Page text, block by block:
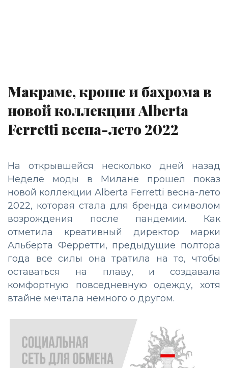
Макраме, кроше и бахрома в
новой коллекции Alberta
Ferretti весна-лето 2022
На открывшейся несколько дней назад
Неделе моды в Милане прошел показ
новой коллекции Alberta Ferretti весна-лето
2022, которая стала для бренда символом
возрождения после пандемии. Как
отметила креативный директор марки
Альберта Ферретти, предыдущие полтора
года все силы она тратила на то, чтобы
оставаться на плаву, и создавала
комфортную повседневную одежду, хотя
втайне мечтала немного о другом.